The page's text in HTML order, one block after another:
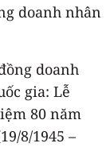
doanh nhân
doanh
gia: Lễ
80 năm
8/1945 –